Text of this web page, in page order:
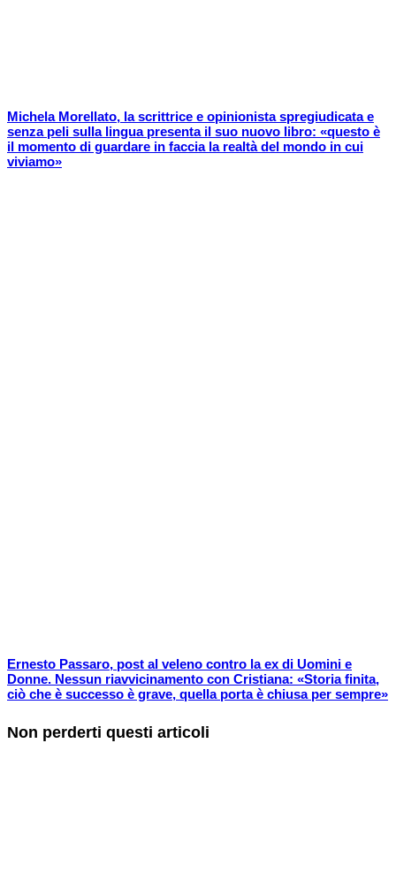
Michela Morellato, la scrittrice e opinionista spregiudicata e
senza peli sulla lingua presenta il suo nuovo libro: «questo è
il momento di guardare in faccia la realtà del mondo in cui
viviamo»
Ernesto Passaro, post al veleno contro la ex di Uomini e
Donne. Nessun riavvicinamento con Cristiana: «Storia finita,
ciò che è successo è grave, quella porta è chiusa per sempre»
Non perderti questi articoli